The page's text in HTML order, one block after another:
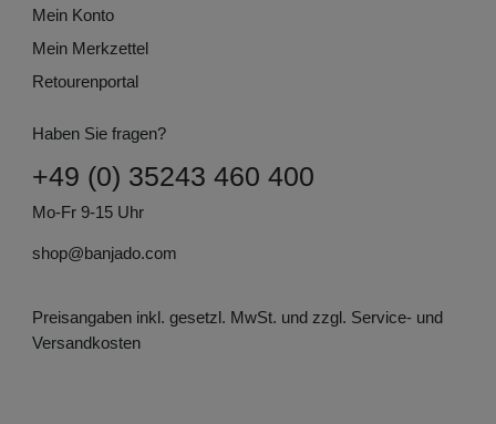
Mein Konto
Mein Merkzettel
Retourenportal
Haben Sie fragen?
+49 (0) 35243 460 400
Mo-Fr 9-15 Uhr
shop@banjado.com
Preisangaben inkl. gesetzl. MwSt. und zzgl. Service- und
Versandkosten